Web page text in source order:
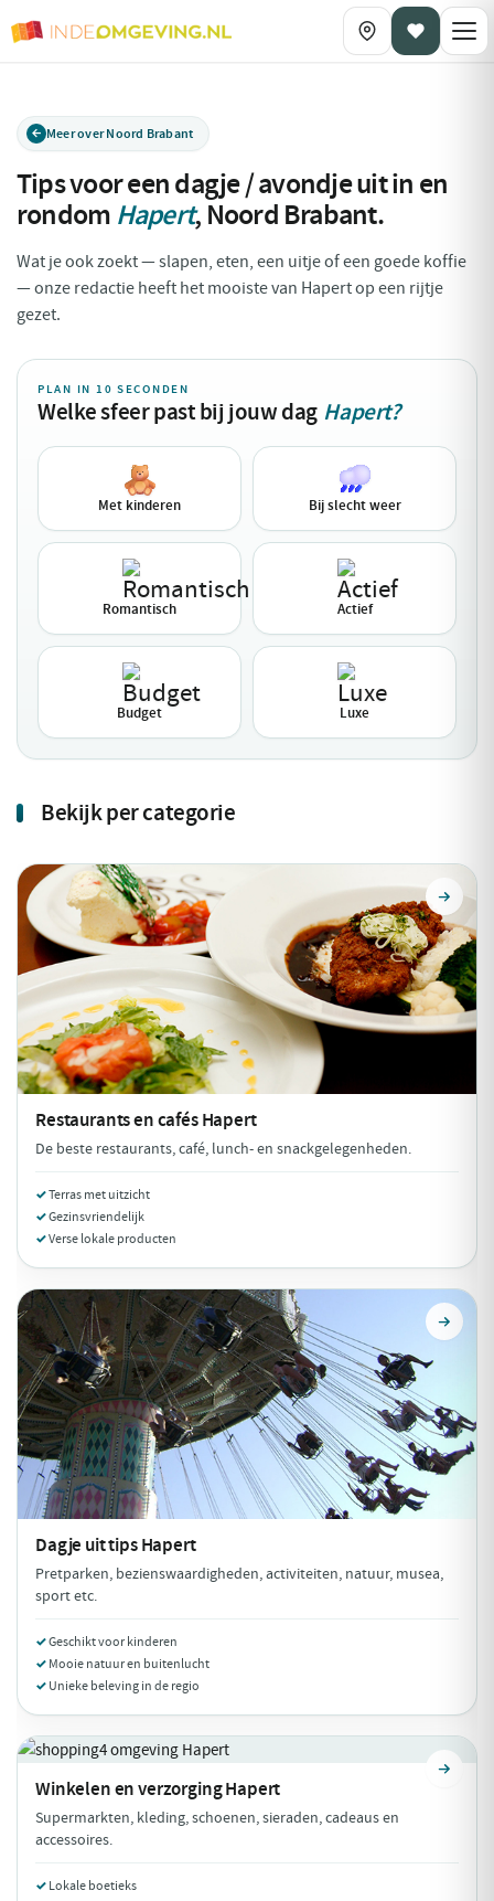
Meer over Noord Brabant
Tips voor een dagje / avondje uit in en
rondom Hapert, Noord Brabant.
Wat je ook zoekt — slapen, eten, een uitje of een goede koffie
— onze redactie heeft het mooiste van Hapert op een rijtje
gezet.
PLAN IN 10 SECONDEN
Welke sfeer past bij jouw dag Hapert?
Met kinderen Bij slecht weer
Romantisch Actief
Budget Luxe
Bekijk per categorie
Restaurants en cafésHapert
De beste restaurants, café, lunch- en snackgelegenheden.
Terras met uitzicht
Gezinsvriendelijk
Verse lokale producten
Dagje uit tipsHapert
Pretparken, bezienswaardigheden, activiteiten, natuur, musea,
sport etc.
Geschikt voor kinderen
Mooie natuur en buitenlucht
Unieke beleving in de regio
Winkelen en verzorgingHapert
Supermarkten, kleding, schoenen, sieraden, cadeaus en
accessoires.
Lokale boetieks